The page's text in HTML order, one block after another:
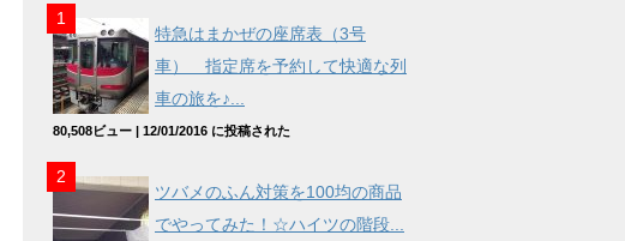
特急はまかぜの座席表（3号
車） 指定席を予約して快適な列
車の旅を♪...
80,508ビュー | 12/01/2016 に投稿された
ツバメのふん対策を100均の商品
でやってみた！☆ハイツの階段...